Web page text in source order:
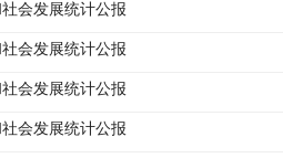
会发展统计公报
会发展统计公报
会发展统计公报
会发展统计公报